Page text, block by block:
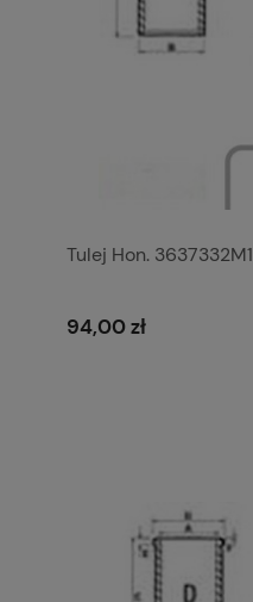
Tulej Hon. 3637332M1
94,00 zł